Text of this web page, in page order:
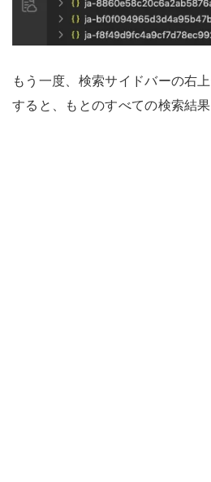
もう一度、検索サイドバーの右
すると、もとのすべての検索結果